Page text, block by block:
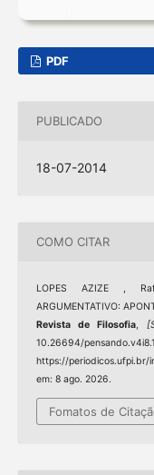
PDF
PUBLICADO
18-07-2014
COMO CITAR
LOPES AZIZE ,
ARGUMENTATIVO:
Revista de Filosofia,
10.26694/
https://
em: 8 ago. 2026.
Fomatos de